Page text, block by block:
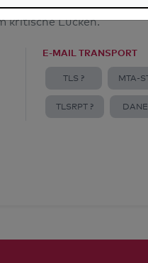
kritische Lücken.
E-MAIL TRANSPORT
TLS ? MTA-
TLSRPT ? DANE